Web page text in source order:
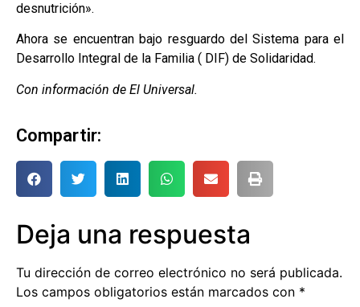
desnutrición».
Ahora se encuentran bajo resguardo del Sistema para el
Desarrollo Integral de la Familia ( DIF) de Solidaridad.
Con información de El Universal.
Compartir:
Deja una respuesta
Tu dirección de correo electrónico no será publicada.
Los campos obligatorios están marcados con *